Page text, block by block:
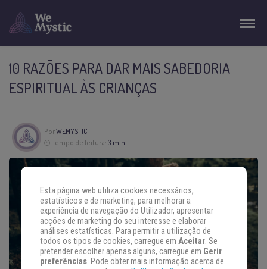
10 RAZÕES PARA DAR MAIS SABEDORIA
ESPIRITUAL ÀS CRIANÇAS
PorWEMYSTIC
Tempo de leitura: 3 min
Esta página web utiliza cookies necessários,
estatísticos e de marketing, para melhorar a
experiência de navegação do Utilizador, apresentar
acções de marketing do seu interesse e elaborar
análises estatísticas. Para permitir a utilização de
todos os tipos de cookies, carregue em Aceitar. Se
pretender escolher apenas alguns, carregue em Gerir
preferências. Pode obter mais informação acerca de